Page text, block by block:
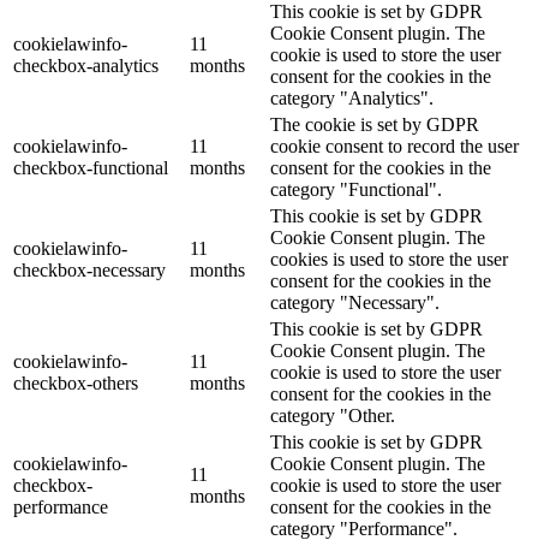
cookielawinfo-
checkbox-analytics
11
months
This cookie is set by GDPR
Cookie Consent plugin. The
cookie is used to store the user
consent for the cookies in the
category "Analytics".
cookielawinfo-
checkbox-functional
11
months
The cookie is set by GDPR
cookie consent to record the user
consent for the cookies in the
category "Functional".
cookielawinfo-
checkbox-necessary
11
months
This cookie is set by GDPR
Cookie Consent plugin. The
cookies is used to store the user
consent for the cookies in the
category "Necessary".
cookielawinfo-
checkbox-others
11
months
This cookie is set by GDPR
Cookie Consent plugin. The
cookie is used to store the user
consent for the cookies in the
category "Other.
cookielawinfo-
checkbox-
performance
11
months
This cookie is set by GDPR
Cookie Consent plugin. The
cookie is used to store the user
consent for the cookies in the
category "Performance".